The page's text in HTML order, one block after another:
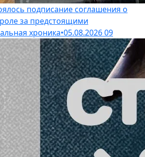
подписание соглашения о
за предстоящими
хроника•05.08.202609